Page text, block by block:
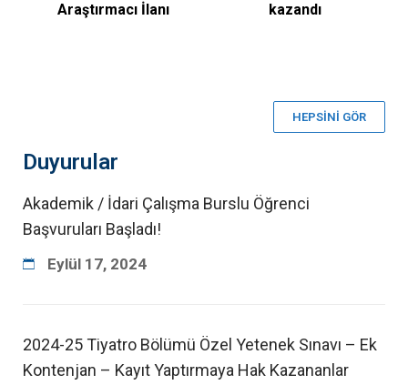
Araştırmacı İlanı
kazandı
HEPSİNİ GÖR
Duyurular
Akademik / İdari Çalışma Burslu Öğrenci
Başvuruları Başladı!
Eylül 17, 2024
2024-25 Tiyatro Bölümü Özel Yetenek Sınavı – Ek
Kontenjan – Kayıt Yaptırmaya Hak Kazananlar